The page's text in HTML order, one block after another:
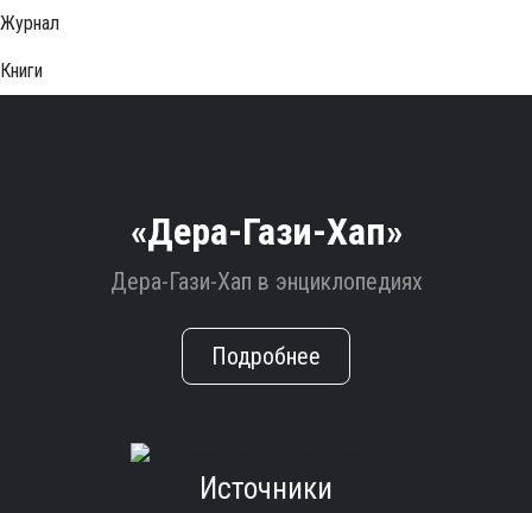
Журнал
Книги
«Дера-Гази-Хап»
Дера-Гази-Хап в энциклопедиях
Подробнее
Источники